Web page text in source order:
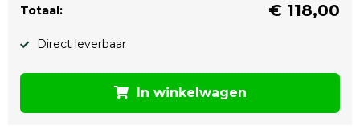
Totaal: € 118,00
Direct leverbaar
In winkelwagen